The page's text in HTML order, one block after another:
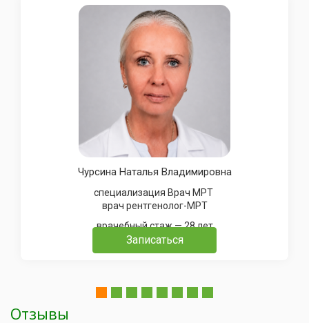
Чурсина Наталья Владимировна
специализация Врач МРТ
врач рентгенолог-МРТ
врачебный стаж — 28 лет
Записаться
Отзывы